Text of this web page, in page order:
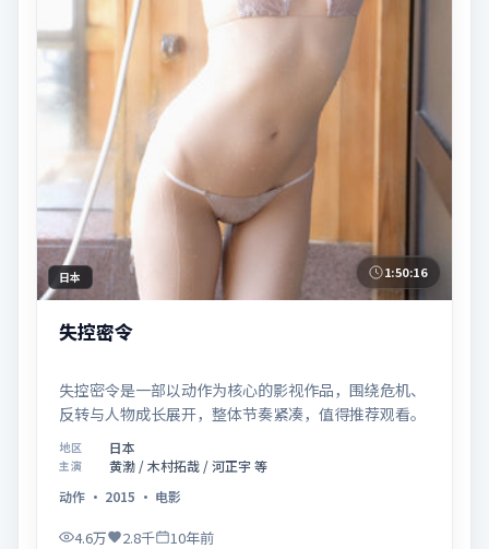
日本 1:50:16
失控密令
失控密令是一部以动作为核心的影视作品，围绕危机、
反转与人物成长展开，整体节奏紧凑，值得推荐观看。
地区 日本
主演
黄渤 / 木村拓哉 / 河正宇 等
动作 · 2015 · 电影
4.6万 2.8千 10年前